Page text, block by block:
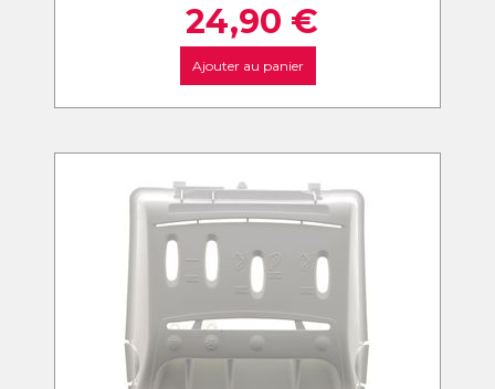
24,90 €
Ajouter au panier